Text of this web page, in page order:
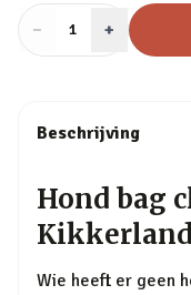
− Aantal
1 +
Beschrijving
Hond bag
Kikkerland
Wie heeft er geen